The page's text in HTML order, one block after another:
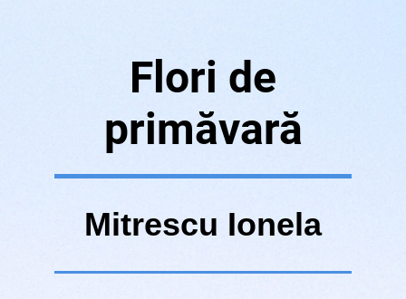
Flori de
primăvară
Mitrescu Ionela